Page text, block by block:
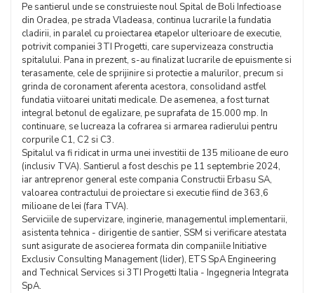
Pe santierul unde se construieste noul Spital de Boli Infectioase
din Oradea, pe strada Vladeasa, continua lucrarile la fundatia
cladirii, in paralel cu proiectarea etapelor ulterioare de executie,
potrivit companiei 3TI Progetti, care supervizeaza constructia
spitalului. Pana in prezent, s-au finalizat lucrarile de epuismente si
terasamente, cele de sprijinire si protectie a malurilor, precum si
grinda de coronament aferenta acestora, consolidand astfel
fundatia viitoarei unitati medicale. De asemenea, a fost turnat
integral betonul de egalizare, pe suprafata de 15.000 mp. In
continuare, se lucreaza la cofrarea si armarea radierului pentru
corpurile C1, C2 si C3.
Spitalul va fi ridicat in urma unei investitii de 135 milioane de euro
(inclusiv TVA). Santierul a fost deschis pe 11 septembrie 2024,
iar antreprenor general este compania Constructii Erbasu SA,
valoarea contractului de proiectare si executie fiind de 363,6
milioane de lei (fara TVA).
Serviciile de supervizare, inginerie, managementul implementarii,
asistenta tehnica - dirigentie de santier, SSM si verificare atestata
sunt asigurate de asocierea formata din companiile Initiative
Exclusiv Consulting Management (lider), ETS SpA Engineering
and Technical Services si 3TI Progetti Italia - Ingegneria Integrata
SpA.